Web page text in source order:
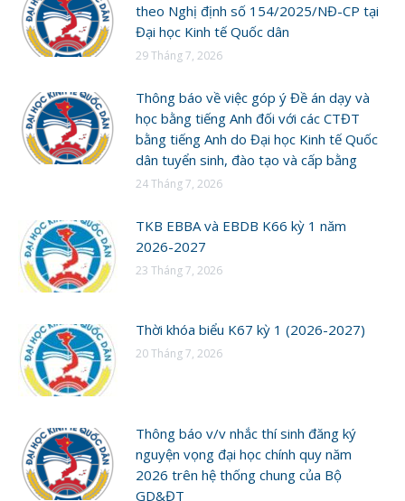
theo Nghị định số 154/2025/NĐ-CP tại
Đại học Kinh tế Quốc dân
29 Tháng 7, 2026
Thông báo về việc góp ý Đề án dạy và
học bằng tiếng Anh đối với các CTĐT
bằng tiếng Anh do Đại học Kinh tế Quốc
dân tuyển sinh, đào tạo và cấp bằng
24 Tháng 7, 2026
TKB EBBA và EBDB K66 kỳ 1 năm
2026-2027
23 Tháng 7, 2026
Thời khóa biểu K67 kỳ 1 (2026-2027)
20 Tháng 7, 2026
Thông báo v/v nhắc thí sinh đăng ký
nguyện vọng đại học chính quy năm
2026 trên hệ thống chung của Bộ
GD&ĐT